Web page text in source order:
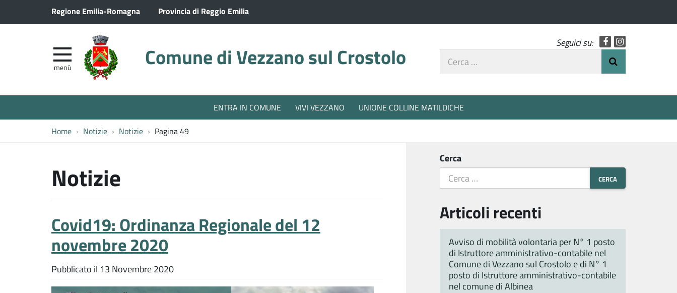
Regione Emilia-Romagna Provincia di Reggio Emilia
Comune di Vezzano sul Crostolo
menù
Seguici su: Facebook
Cerca
ENTRA IN COMUNE VIVI VEZZANO UNIONE COLLINE MATILDICHE
Home Notizie Notizie Pagina 49
Notizie
Covid19: Ordinanza Regionale del 12
novembre 2020
Pubblicato il 13 Novembre 2020
Cerca
Articoli recenti
Avviso di mobilità volontaria per N° 1 posto
di Istruttore amministrativo-contabile nel
Comune di Vezzano sul Crostolo e di N° 1
posto di Istruttore amministrativo-contabile
nel comune di Albinea